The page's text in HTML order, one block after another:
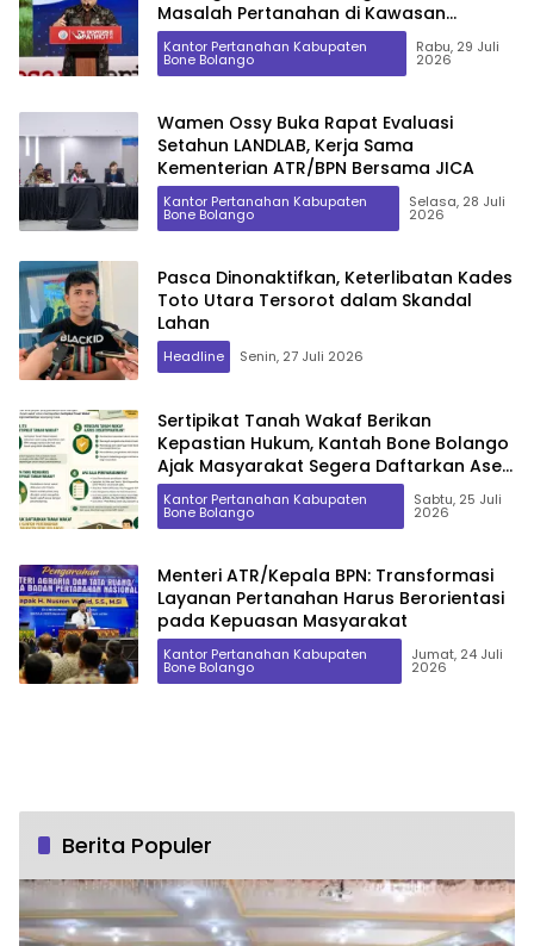
Masalah Pertanahan di Kawasan
Transmigrasi
Kantor Pertanahan Kabupaten
Bone Bolango
Rabu, 29 Juli
2026
Wamen Ossy Buka Rapat Evaluasi
Setahun LANDLAB, Kerja Sama
Kementerian ATR/BPN Bersama JICA
Kantor Pertanahan Kabupaten
Bone Bolango
Selasa, 28 Juli
2026
Pasca Dinonaktifkan, Keterlibatan Kades
Toto Utara Tersorot dalam Skandal
Lahan
Headline Senin, 27 Juli 2026
Sertipikat Tanah Wakaf Berikan
Kepastian Hukum, Kantah Bone Bolango
Ajak Masyarakat Segera Daftarkan Aset
Wakaf
Kantor Pertanahan Kabupaten
Bone Bolango
Sabtu, 25 Juli
2026
Menteri ATR/Kepala BPN: Transformasi
Layanan Pertanahan Harus Berorientasi
pada Kepuasan Masyarakat
Kantor Pertanahan Kabupaten
Bone Bolango
Jumat, 24 Juli
2026
Berita Populer